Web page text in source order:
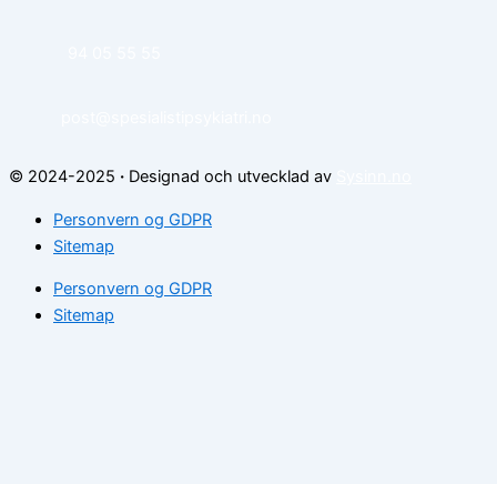
© 2024-2025 · Designad och utvecklad av
Personvern og GDPR
Sitemap
Personvern og GDPR
Sitemap